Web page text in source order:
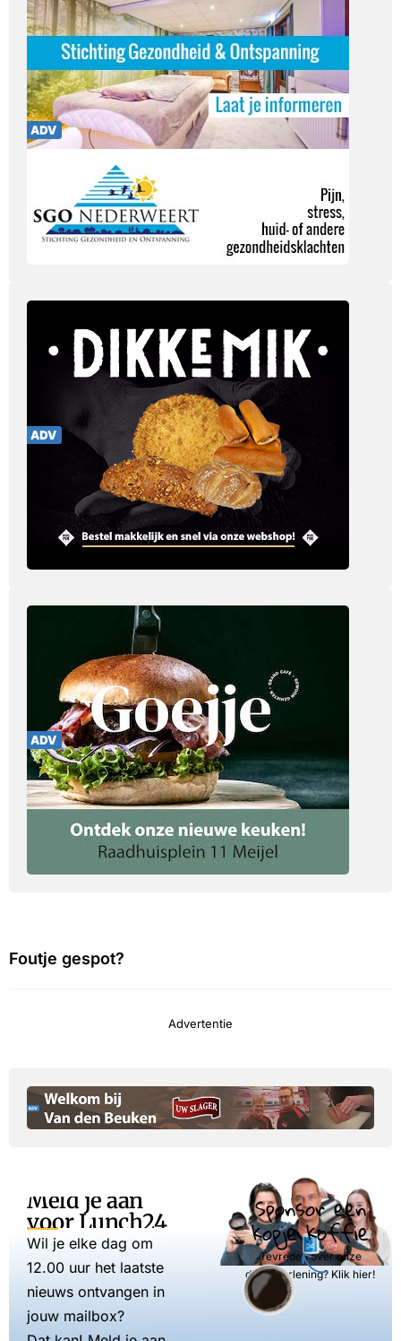
Foutje gespot?
Advertentie
Meld je aan
voor Lunch24
Wil je elke dag om
12.00 uur het laatste
nieuws ontvangen in
jouw mailbox?
Sponsor een
kopje koffie
Tevreden over onze
dienstverlening? Klik hier!